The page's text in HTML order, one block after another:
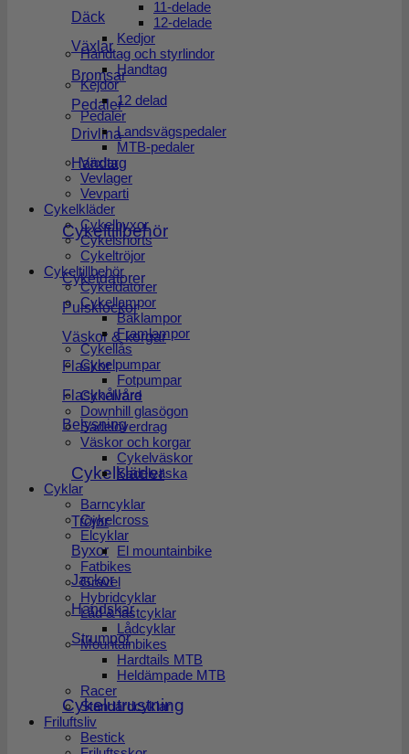
Däck
Växlar
Bromsar
Pedaler
Drivlina
Handtag
Cykeltillbehör
Cykeldatorer
Pulsklockor
Väskor & korgar
Flaskor
Flaskhållare
Belysning
Cykelkläder
Tröjor
Byxor
Jackor
Handskar
Strumpor
Cykelutrustning
11-delade
12-delade
Kedjor
Handtag och styrlindor
Handtag
Kejdor
12 delad
Pedaler
Landsvägspedaler
MTB-pedaler
Växlar
Vevlager
Vevparti
Cykelkläder
Cykelbyxor
Cykelshorts
Cykeltröjor
Cykeltillbehör
Cykeldatorer
Cykellampor
Baklampor
Framlampor
Cykellås
Cykelpumpar
Fotpumpar
Cykelvård
Downhill glasögon
Sadelöverdrag
Väskor och korgar
Cykelväskor
Sadelväska
Cyklar
Barncyklar
Cykelcross
Elcyklar
El mountainbike
Fatbikes
Gravel
Hybridcyklar
Låd & lastcyklar
Lådcyklar
Mountainbikes
Hardtails MTB
Heldämpade MTB
Racer
Standardcyklar
Friluftsliv
Bestick